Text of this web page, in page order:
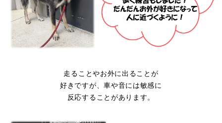
走ることやお外に出ることが
好きですが、車や音には敏感に
反応することがあります。